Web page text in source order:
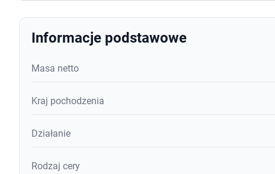
Informacje podstawowe
Masa netto
Kraj pochodzenia
Działanie
Rodzaj cery